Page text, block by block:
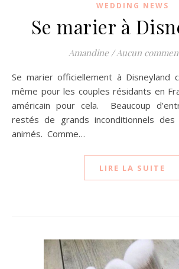
WEDDING NEWS
Se marier à
Amandine /Aucun
Se marier officiellement à Disneyland c’est possible. Oui
même pour les couples résidants en
américain pour cela. Beaucoup
restés de grands inconditionnels des
animés. Comme…
LIRE LA SUITE